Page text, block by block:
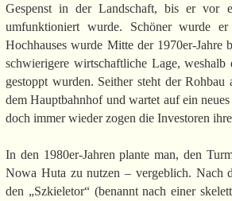
Gespenst in der Landschaft, bis er vor
umfunktioniert wurde. Schöner wurde
Hochhauses wurde Mitte der 1970er-Jahre
schwierigere wirtschaftliche Lage,
gestoppt wurden. Seither steht der
dem Hauptbahnhof und wartet auf ein
doch immer wieder zogen die Investoren
In den 1980er-Jahren plante man, den
Nowa Huta zu nutzen – vergeblich. Nach
den „Szkieletor“ (benannt nach einer